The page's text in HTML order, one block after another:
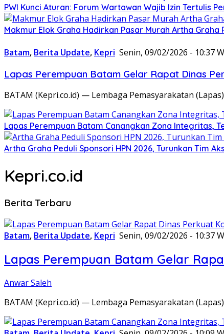
PWI Kunci Aturan: Forum Wartawan Wajib Izin Tertulis
Makmur Elok Graha Hadirkan Pasar Murah Artha
Batam, Berita Update, Kepri Senin, 09/02/2026 - 10:37
Lapas Perempuan Batam Gelar Rapat Dinas
BATAM (Kepri.co.id) — Lembaga Pemasyarakatan
Lapas Perempuan Batam Canangkan Zona Integritas,
Artha Graha Peduli Sponsori HPN 2026, Turunkan Tim
Kepri.co.id
Berita Terbaru
Batam, Berita Update, Kepri Senin, 09/02/2026 - 10:37
Lapas Perempuan Batam Gelar
Anwar Saleh
BATAM (Kepri.co.id) — Lembaga Pemasyarakatan